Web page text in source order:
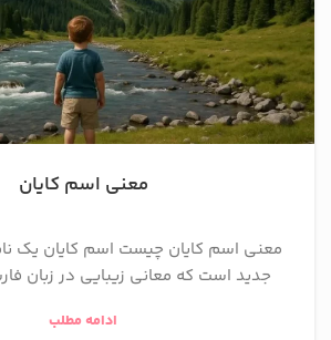
معنی اسم کایان
معنی اسم کایان چیست اسم کایان یک
جدید است که معانی زیبایی در زبان
ادامه مطلب